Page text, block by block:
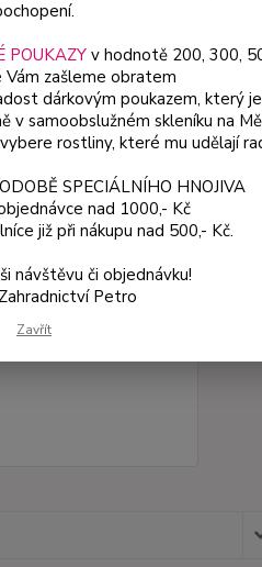
POUKAZYv hodnotě 200, 300,
Vám zašleme obratem
dárkovým poukazem, který
samoobslužném skleníku na
rostliny, které mu udělají
SPECIÁLNÍHO HNOJIVA
nad 1000,- Kč
již při nákupu nad 500,- Kč.
návštěvu či objednávku!
Petro
Zavřít